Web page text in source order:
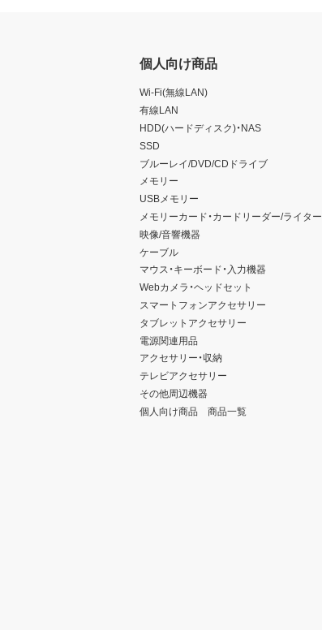
個人向け商品
Wi-Fi(無線LAN)
有線LAN
HDD(ハードディスク)・NAS
SSD
ブルーレイ/DVD/CDドライブ
メモリー
USBメモリー
メモリーカード・カードリーダー/ライター
映像/音響機器
ケーブル
マウス・キーボード・入力機器
Webカメラ・ヘッドセット
スマートフォンアクセサリー
タブレットアクセサリー
電源関連用品
アクセサリー・収納
テレビアクセサリー
その他周辺機器
個人向け商品 商品一覧